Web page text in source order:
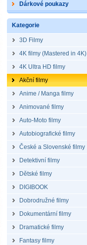
Dárkové poukazy
Kategorie
3D Filmy
4K filmy (Mastered in 4K)
4K Ultra HD filmy
Akční filmy
Anime / Manga filmy
Animované filmy
Auto-Moto filmy
Autobiografické filmy
České a Slovenské filmy
Detektivní filmy
Dětské filmy
DIGIBOOK
Dobrodružné filmy
Dokumentární filmy
Dramatické filmy
Fantasy filmy